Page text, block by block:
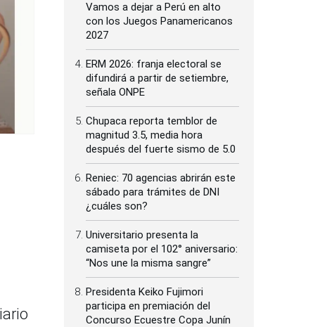
Vamos a dejar a Perú en alto
con los Juegos Panamericanos
2027
ERM 2026: franja electoral se
difundirá a partir de setiembre,
señala ONPE
Chupaca reporta temblor de
magnitud 3.5, media hora
después del fuerte sismo de 5.0
Reniec: 70 agencias abrirán este
sábado para trámites de DNI
¿cuáles son?
Universitario presenta la
camiseta por el 102° aniversario:
“Nos une la misma sangre”
Presidenta Keiko Fujimori
participa en premiación del
Concurso Ecuestre Copa Junín